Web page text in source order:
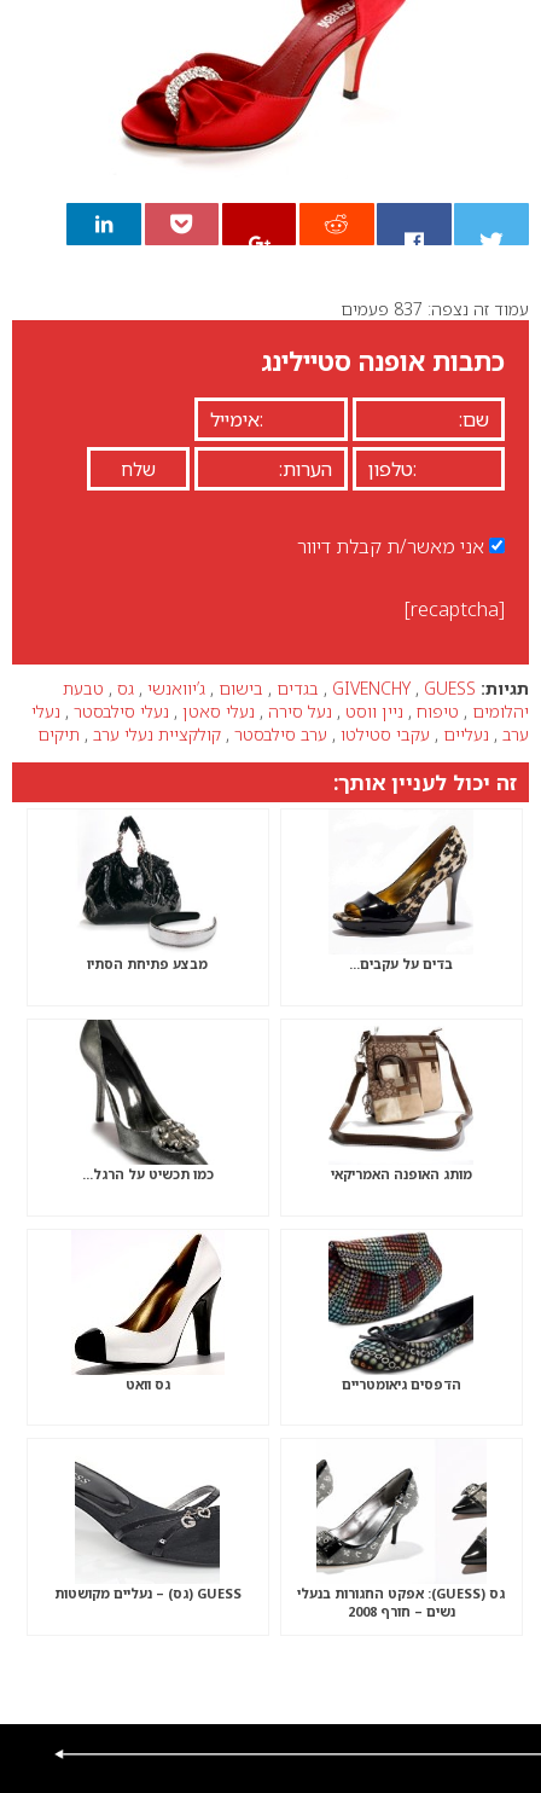
0
עמוד זה נצפה: 837 פעמים
כתבות אופנה סטיילינג
אני מאשר/ת קבלת דיוור
[recaptcha]
תגיות: GIVENCHY , GUESS
, בגדים , בישום , ג’יוואנשי , גס , טבעת
יהלומים , טיפוח , ניין ווסט , נעל סירה , נעלי סאטן , נעלי סילבסטר , נעלי
ערב , נעליים , עקבי סטילטו , ערב סילבסטר , קולקציית נעלי ערב , תיקים
זה יכול לעניין אותך:
בדים על עקבים… מבצע פתיחת הסתיו
מותג האופנה האמריקאי כמו תכשיט על הרגל…
הדפסים גיאומטריים גס וואט
גס (GUESS): אפקט החגורות בנעלי
נשים – חורף 2008
GUESS (גס) – נעליים מקושטות